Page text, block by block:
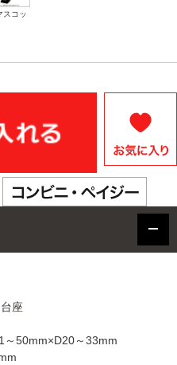
スコッ
座
～50mm×D20～33mm